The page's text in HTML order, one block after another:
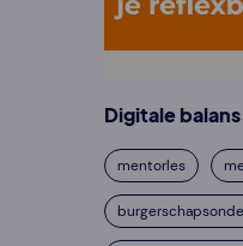
Digitale
mentorles